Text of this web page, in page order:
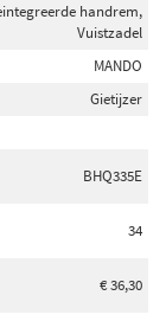
handrem,
Vuistzadel
MANDO
Gietijzer
BHQ335E
34
€ 36,30